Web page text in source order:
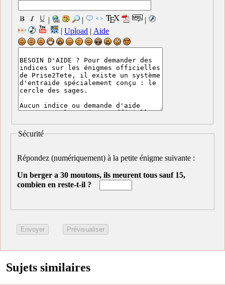
| |
|
| Upload | Aide
Sécurité
Répondez (numériquement) à la petite énigme suivante :
Un berger a 30 moutons, ils meurent tous sauf 15,
combien en reste-t-il ?
Sujets similaires